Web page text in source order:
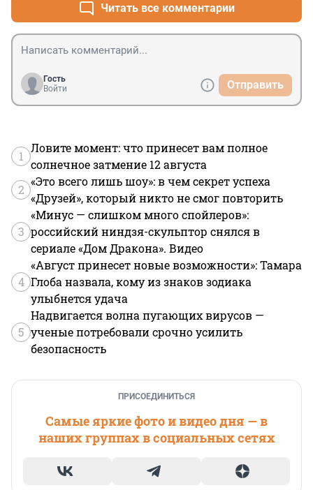
Читать все комментарии
Гость
Войти
Отправить
1
Ловите момент: что принесет вам полное
солнечное затмение 12 августа
2
«Это всего лишь шоу»: в чем секрет успеха
«Друзей», который никто не смог повторить
3
«Минус — слишком много спойлеров»:
российский ниндзя-скульптор снялся в
сериале «Дом Дракона». Видео
4
«Август принесет новые возможности»: Тамара
Глоба назвала, кому из знаков зодиака
улыбнется удача
5
Надвигается волна пугающих вирусов —
ученые потребовали срочно усилить
безопасность
ПРИСОЕДИНИТЬСЯ
Самые яркие фото и видео дня — в
наших группах в социальных сетях